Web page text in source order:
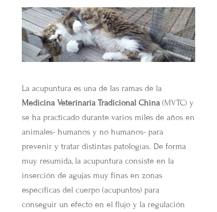
La acupuntura es una de las ramas de la
Medicina Veterinaria Tradicional China(MVTC) y
se ha practicado durante varios miles de años en
animales- humanos y no humanos- para
prevenir y tratar distintas patologías. De forma
muy resumida, la acupuntura consiste en la
inserción de agujas muy finas en zonas
específicas del cuerpo (acupuntos) para
conseguir un efecto en el flujo y la regulación